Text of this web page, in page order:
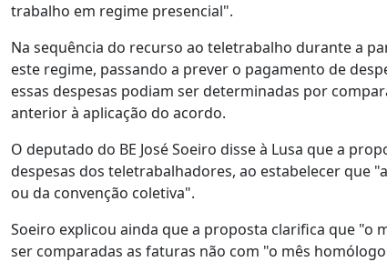
trabalho em regime presencial".
Na sequência do recurso ao teletrabalho durante a
este regime, passando a prever o pagamento de
essas despesas podiam ser determinadas por
anterior à aplicação do acordo.
O deputado do BE José Soeiro disse à Lusa que a
despesas dos teletrabalhadores, ao estabelecer que
ou da convenção coletiva".
Soeiro explicou ainda que a proposta clarifica que "o
ser comparadas as faturas não com "o mês